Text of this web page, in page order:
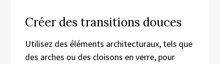
Créer des transitions douces
Utilisez des éléments architecturaux, tels que
des arches ou des cloisons en verre, pour